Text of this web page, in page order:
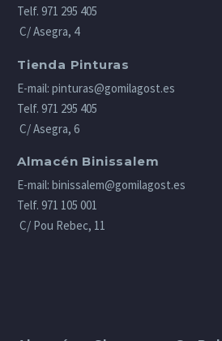
Telf. 971 295 405
C/ Asegra, 4
Tienda Pinturas
E-mail: pinturas@gomilagost.es
Telf. 971 295 405
C/ Asegra, 6
Almacén Binissalem
E-mail: binissalem@gomilagost.es
Telf. 971 105 001
C/ Pou Rebec, 11